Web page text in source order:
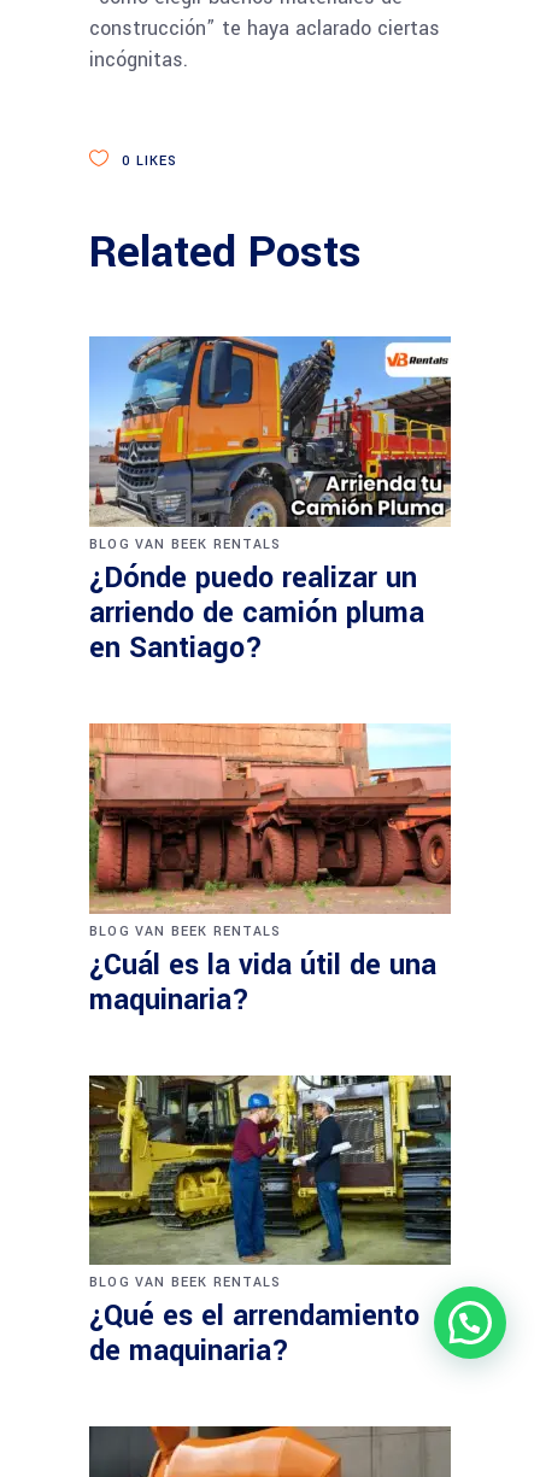
construcción” te haya aclarado ciertas
incógnitas.
0 LIKES
Related Posts
BLOG VAN BEEK RENTALS
¿Dónde puedo realizar un
arriendo de camión pluma
en Santiago?
BLOG VAN BEEK RENTALS
¿Cuál es la vida útil de una
maquinaria?
BLOG VAN BEEK RENTALS
¿Qué es el arrendamiento
de maquinaria?